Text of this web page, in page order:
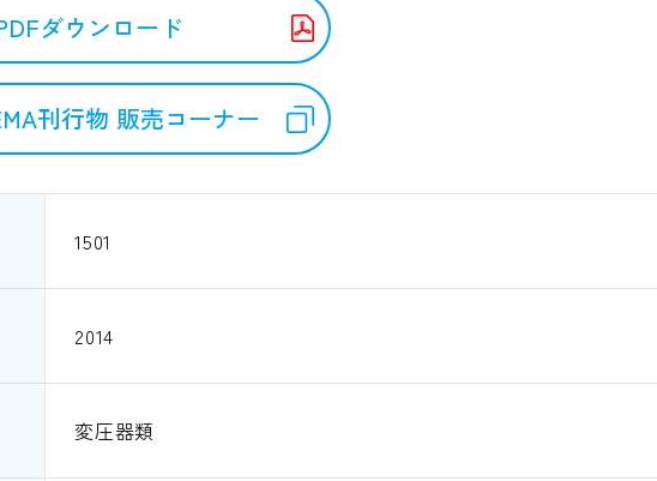
ダウンロード
刊行物 販売コーナー
1501
2014
変圧器類